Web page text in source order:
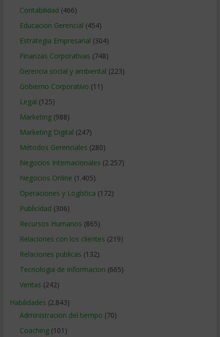
Contabilidad (466)
Educacion Gerencial (454)
Estrategia Empresarial (304)
Finanzas Corporativas (748)
Gerencia social y ambiental (223)
Gobierno Corporativo (11)
Legal (125)
Marketing(988)
Marketing Digital (247)
Métodos Gerenciales (280)
Negocios Internacionales (2.257)
Negocios Online (1.405)
Operaciones y Logística (172)
Publicidad (306)
Recursos Humanos (865)
Relaciones con los clientes (219)
Relaciones publicas (132)
Tecnologia de Informacion (665)
Ventas (242)
Habilidades (2.843)
Administracion del tiempo (70)
Coaching(101)